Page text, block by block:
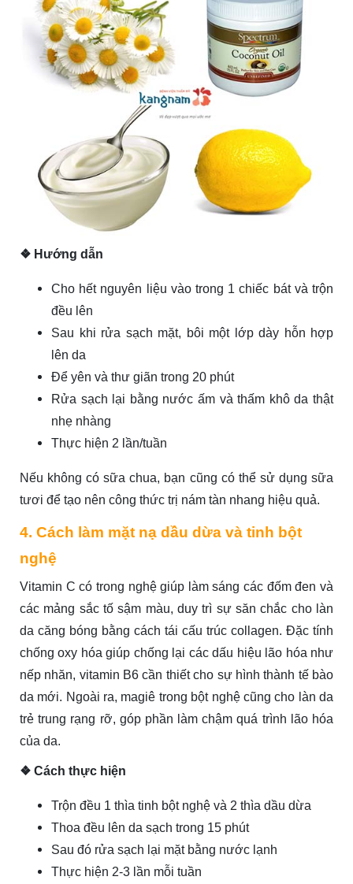
❖ Hướng dẫn
Cho hết nguyên liệu vào trong 1 chiếc bát và trộn
đều lên
Sau khi rửa sạch mặt, bôi một lớp dày hỗn hợp
lên da
Để yên và thư giãn trong 20 phút
Rửa sạch lại bằng nước ấm và thấm khô da thật
nhẹ nhàng
Thực hiện 2 lần/tuần
Nếu không có sữa chua, bạn cũng có thể sử dụng sữa
tươi để tạo nên công thức trị nám tàn nhang hiệu quả.
4. Cách làm mặt nạ dầu dừa và tinh bột
nghệ
Vitamin C có trong nghệ giúp làm sáng các đốm đen và
các mảng sắc tố sậm màu, duy trì sự săn chắc cho làn
da căng bóng bằng cách tái cấu trúc collagen. Đặc tính
chống oxy hóa giúp chống lại các dấu hiệu lão hóa như
nếp nhăn, vitamin B6 cần thiết cho sự hình thành tế bào
da mới. Ngoài ra, magiê trong bột nghệ cũng cho làn da
trẻ trung rạng rỡ, góp phần làm chậm quá trình lão hóa
của da.
❖ Cách thực hiện
Trộn đều 1 thìa tinh bột nghệ và 2 thìa dầu dừa
Thoa đều lên da sạch trong 15 phút
Sau đó rửa sạch lại mặt bằng nước lạnh
Thực hiện 2-3 lần mỗi tuần